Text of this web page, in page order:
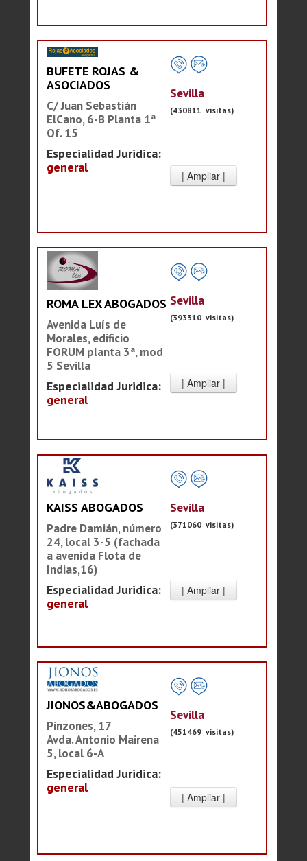
BUFETE ROJAS &
ASOCIADOS
C/ Juan Sebastián
ElCano, 6-B Planta 1ª
Of. 15
Especialidad Juridica:
general
Sevilla
(430811 visitas)
ROMA LEX ABOGADOS
Avenida Luís de
Morales, edificio
FORUM planta 3ª, mod
5 Sevilla
Especialidad Juridica:
general
Sevilla
(393310 visitas)
KAISS ABOGADOS
Padre Damián, número
24, local 3-5 (fachada
a avenida Flota de
Indias,16)
Especialidad Juridica:
general
Sevilla
(371060 visitas)
JIONOS&ABOGADOS
Pinzones, 17
Avda. Antonio Mairena
5, local 6-A
Especialidad Juridica:
general
Sevilla
(451469 visitas)